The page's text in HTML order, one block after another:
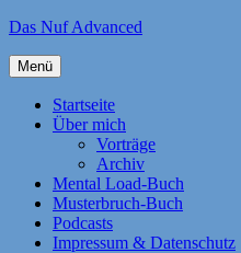
Zum
springen
Das Nuf Advanced
Menü
Startseite
Über mich
Vorträge
Archiv
Mental Load-Buch
Musterbruch-Buch
Podcasts
Impressum & Datenschutz